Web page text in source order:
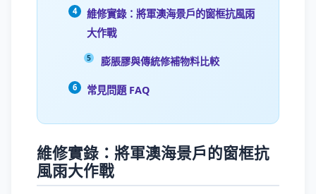
維修實錄：將軍澳海景戶的窗框抗風雨
大作戰
膨脹膠與傳統修補物料比較
常見問題 FAQ
維修實錄：將軍澳海景戶的窗框抗
風雨大作戰